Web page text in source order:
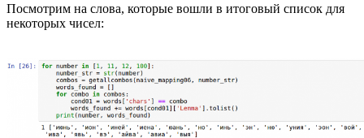
Посмотрим на слова, которые вошли в итоговый список для
некоторых чисел: